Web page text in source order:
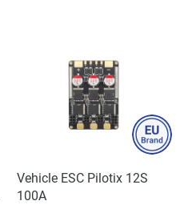
Vehicle ESC Pilotix 12S
100A